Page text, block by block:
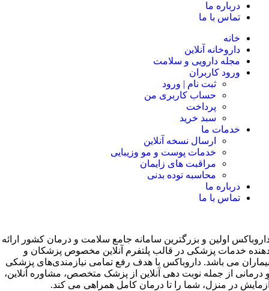
درباره ما
تماس با ما
خانه
داروخانه آنلاین
مجله دارویی و سلامت
ورود کاربران
ثبت نام | ورود
حساب کاربری من
پرداخت
سبد خرید
خدمات ما
ارسال نسخه آنلاین
خدمات پوست و مو وزیبایی
مراقبت های زایمان
محاسبه توده بدنی
درباره ما
تماس با ما
اولین و بزرگترین سامانه جامع سلامت و درمان کشور ارائه
خدمات پزشکی در قالب پلتفرم آنلاین مخصوص پزشکان و
می باشد. داروباکس با هدف رفع تمامی نیازمندی‌های پزشکی
درمانی از جمله نوبت دهی آنلاین از پزشک متخصص، مشاوره آنلاین،
در منزل، شما را تا درمان کامل همراهی می کند.